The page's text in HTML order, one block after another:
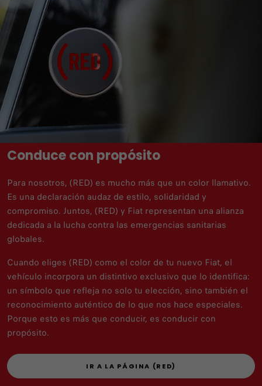
Conduce con propósito
Para nosotros, (RED) es mucho más que un color llamativo.
Es una declaración audaz de estilo, solidaridad y
compromiso. Juntos, (RED) y Fiat representan una alianza
dedicada a la lucha contra las emergencias sanitarias
globales.
Cuando eliges (RED) como el color de tu nuevo Fiat, el
vehículo incorpora un distintivo exclusivo que lo identifica:
un símbolo que refleja no solo tu elección, sino también el
reconocimiento auténtico de lo que nos hace especiales.
Porque esto es más que conducir, es conducir con
propósito.
IR A LA PÁGINA (RED)